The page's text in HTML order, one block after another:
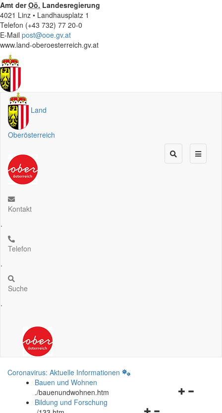
Amt derOö. Landesregierung
4021 Linz • Landhausplatz 1
Telefon (+43 732) 77 20-0
E-Mail post@ooe.gv.at
www.land-oberoesterreich.gv.at
Land
Oberösterreich
Kontakt
.
Telefon
.
Suche
.
Coronavirus: Aktuelle Informationen
Bauen und Wohnen
./bauenundwohnen.htm
Navigationsmenü
Bildung und Forschung